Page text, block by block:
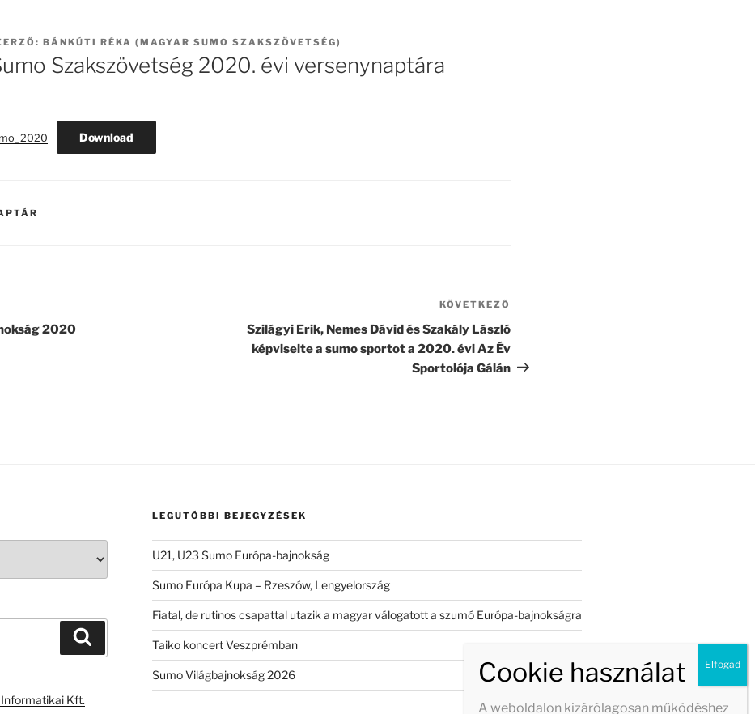
BÁNKÚTI RÉKA (MAGYAR SUMO SZAKSZÖVETSÉG)
Szakszövetség 2020. évi versenynaptára
Download
2020
bejegyzés
KÖVETKEZŐ
Szilágyi Erik, Nemes Dávid és Szakály László
képviselte a sumo sportot a 2020. évi Az Év
Sportolója Gálán
Kft.
LEGUTÓBBI BEJEGYZÉSEK
U21, U23 Sumo Európa-bajnokság
Sumo Európa Kupa – Rzeszów, Lengyelország
Fiatal, de rutinos csapattal utazik a magyar válogatott a szumó Európa-bajnokságra
Taiko koncert Veszprémban
Sumo Világbajnokság 2026
A weboldalon kizárólagosan működéshez